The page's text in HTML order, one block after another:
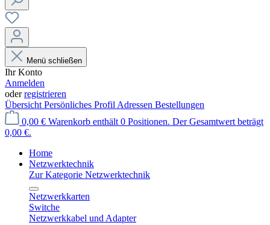
Menü schließen
Ihr Konto
Anmelden
oderregistrieren
Übersicht Persönliches Profil Adressen Bestellungen
0,00 € Warenkorb enthält 0 Positionen. Der Gesamtwert beträgt
0,00 €.
Home
Netzwerktechnik
Zur Kategorie Netzwerktechnik
Netzwerkkarten
Switche
Netzwerkkabel und Adapter